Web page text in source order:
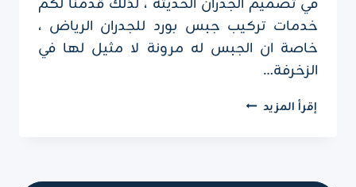
في تصميم الجدران الحديثة ، لذلك قدمنا لكم
خدمات تركيب جبس بورد للجدران الرياض ،
خاصة ان الجبس له مرونة لا مثيل لها في
الزخرفة…
إقرأ المزيد تركيب
الرياض